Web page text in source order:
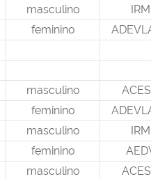
masculino
feminino
masculino
feminino
masculino
feminino
masculino